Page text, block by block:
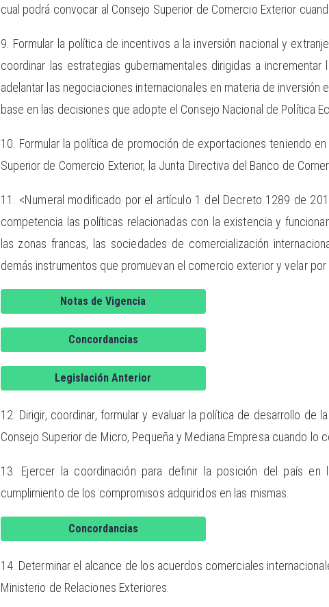
cual podrá convocar al Consejo Superior de Comercio Exterior
9. Formular la política de incentivos a la inversión nacional y
coordinar las estrategias gubernamentales dirigidas a
adelantar las negociaciones internacionales en materia de
base en las decisiones que adopte el Consejo Nacional de Política
10. Formular la política de promoción de exportaciones teniendo
Superior de Comercio Exterior, la Junta Directiva del Banco de
11. <Numeral modificado por el artículo 1 del Decreto 1289 de
competencia las políticas relacionadas con la existencia y
las zonas francas, las sociedades de comercialización
demás instrumentos que promuevan el comercio exterior y velar
Notas de Vigencia
Concordancias
Legislación Anterior
12. Dirigir, coordinar, formular y evaluar la política de desarrollo de
Consejo Superior de Micro, Pequeña y Mediana Empresa cuando lo
13. Ejercer la coordinación para definir la posición del país en
cumplimiento de los compromisos adquiridos en las mismas.
Concordancias
14. Determinar el alcance de los acuerdos comerciales
Ministerio de Relaciones Exteriores.